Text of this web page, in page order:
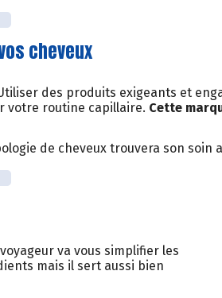
cheveux
des produits exigeants et
votre routine capillaire. Cette
de cheveux trouvera son soin
va vous simplifier les
mais il sert aussi bien